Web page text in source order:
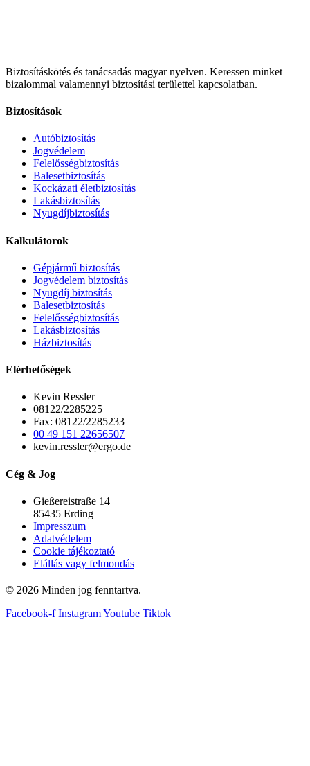
Biztosításkötés és tanácsadás magyar nyelven. Keressen minket
bizalommal valamennyi biztosítási területtel kapcsolatban.
Biztosítások
Autóbiztosítás
Jogvédelem
Felelősségbiztosítás
Balesetbiztosítás
Kockázati életbiztosítás
Lakásbiztosítás
Nyugdíjbiztosítás
Kalkulátorok
Gépjármű biztosítás
Jogvédelem biztosítás
Nyugdíj biztosítás
Balesetbiztosítás
Felelősségbiztosítás
Lakásbiztosítás
Házbiztosítás
Elérhetőségek
Kevin Ressler
08122/2285225
Fax: 08122/2285233
00 49 151 22656507
kevin.ressler@ergo.de
Cég & Jog
Gießereistraße 14
85435 Erding
Impresszum
Adatvédelem
Cookie tájékoztató
Elállás vagy felmondás
© 2026 Minden jog fenntartva.
Facebook-f InstagramYoutube Tiktok